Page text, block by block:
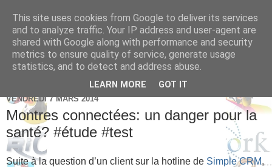
Brice Cornet: serial
entrepreneur hédoniste
VENDREDI 7 MARS 2014
Montres connectées: un danger pour la
santé? #étude #test
Suite à la question d’un client sur la hotline de Simple CRM,
This site uses cookies from Google to deliver its services
and to analyze traffic. Your IP address and user-agent are
shared with Google along with performance and security
metrics to ensure quality of service, generate usage
statistics, and to detect and address abuse.
LEARN MORE GOT IT